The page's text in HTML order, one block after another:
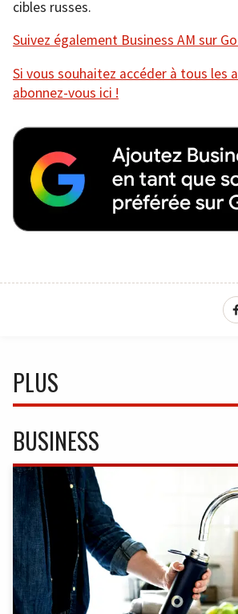
cibles russes.
Suivez également Business AM sur
Si vous souhaitez accéder à tous les
abonnez-vous ici !
PLUS
BUSINESS